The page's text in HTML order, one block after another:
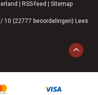
RSS-feed Sitemap
/ 10 (22777 beoordelingen) Lees